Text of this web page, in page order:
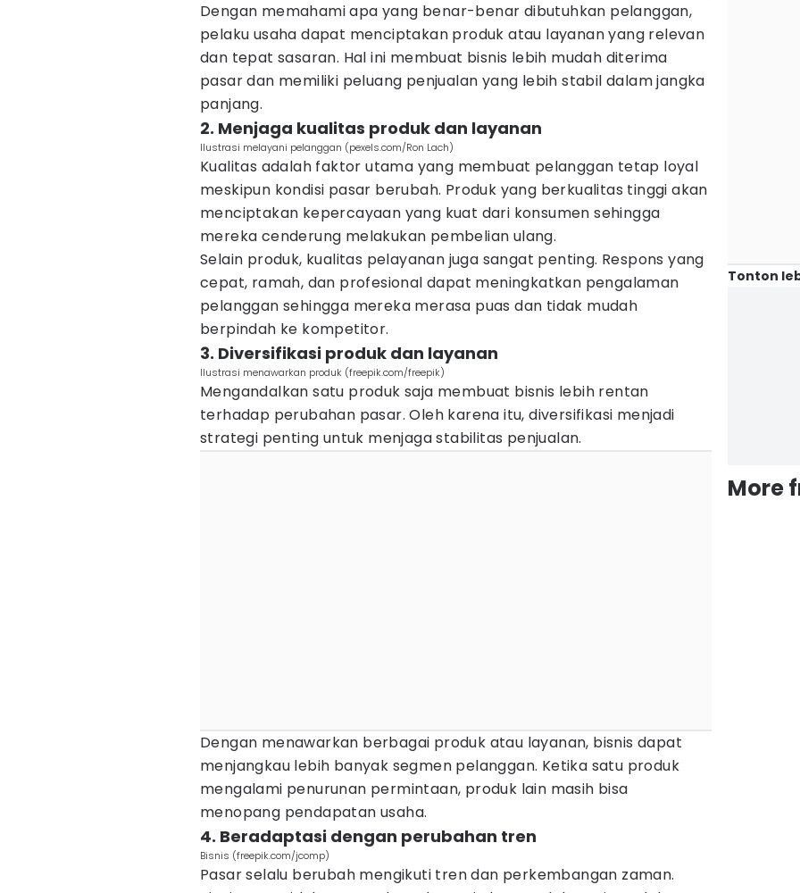
Dengan memahami apa yang benar-benar dibutuhkan pelanggan,
pelaku usaha dapat menciptakan produk atau layanan yang relevan
dan tepat sasaran. Hal ini membuat bisnis lebih mudah diterima
pasar dan memiliki peluang penjualan yang lebih stabil dalam jangka
panjang.
2. Menjaga kualitas produk dan layanan
Ilustrasi melayani pelanggan (pexels.com/Ron Lach)
Kualitas adalah faktor utama yang membuat pelanggan tetap loyal
meskipun kondisi pasar berubah. Produk yang berkualitas tinggi akan
menciptakan kepercayaan yang kuat dari konsumen sehingga
mereka cenderung melakukan pembelian ulang.
Selain produk, kualitas pelayanan juga sangat penting. Respons yang
cepat, ramah, dan profesional dapat meningkatkan pengalaman
pelanggan sehingga mereka merasa puas dan tidak mudah
berpindah ke kompetitor.
3. Diversifikasi produk dan layanan
Ilustrasi menawarkan produk (freepik.com/freepik)
Mengandalkan satu produk saja membuat bisnis lebih rentan
terhadap perubahan pasar. Oleh karena itu, diversifikasi menjadi
strategi penting untuk menjaga stabilitas penjualan.
Dengan menawarkan berbagai produk atau layanan, bisnis dapat
menjangkau lebih banyak segmen pelanggan. Ketika satu produk
mengalami penurunan permintaan, produk lain masih bisa
menopang pendapatan usaha.
4. Beradaptasi dengan perubahan tren
Bisnis (freepik.com/jcomp)
Pasar selalu berubah mengikuti tren dan perkembangan zaman.
Tonton
More